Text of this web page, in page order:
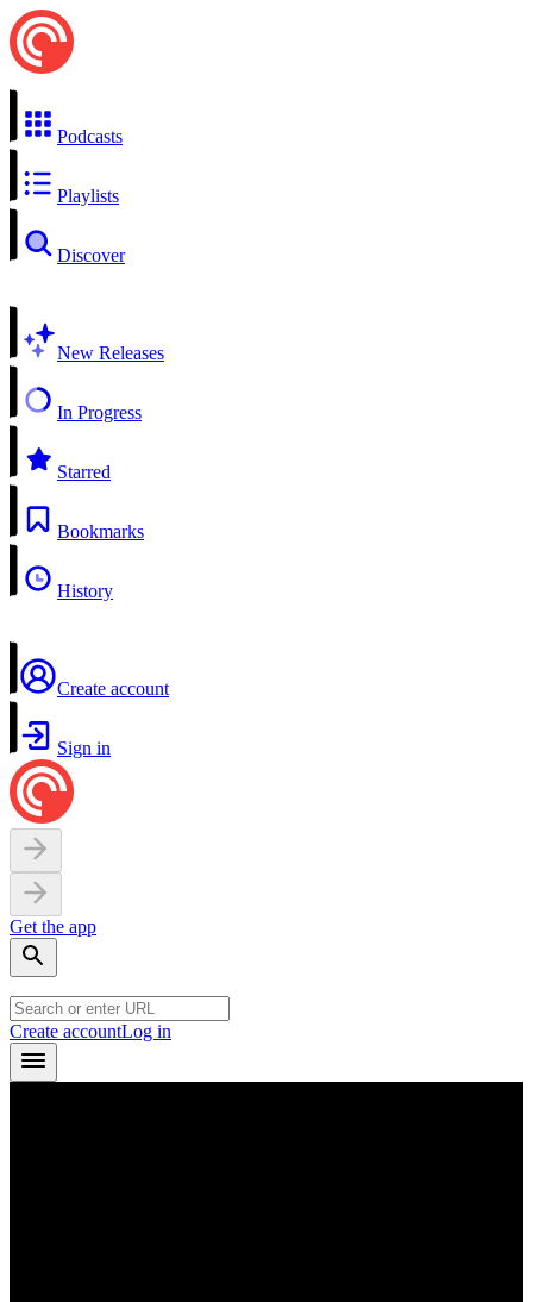
Podcasts
Playlists
Discover
New Releases
In Progress
Starred
Bookmarks
History
Create account
Sign in
Get the app
Create accountLog in